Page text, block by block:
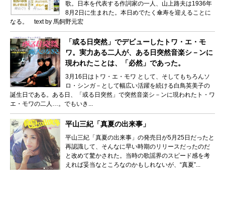
歌。日本を代表する作詞家の一人、山上路夫は1936年
8月2日に生まれた。本日めでたく傘寿を迎えることに
なる。 text by 馬飼野元宏
「或る日突然」でデビューしたトワ・エ・モ
ワ。実力ある二人が、ある日突然音楽シ－ンに
現われたことは、「必然」であった。
3月16日はトワ・エ・モワ として、そしてもちろんソ
ロ・シンガ－として幅広い活躍を続ける白鳥英美子の
誕生日である。ある日、「或る日突然」で突然音楽シ－ンに現われたト・ワ
エ・モワの二人…。でもいき...
平山三紀「真夏の出来事」
平山三紀「真夏の出来事」の発売日が5月25日だったと
再認識して、そんなに早い時期のリリースだったのだ
と改めて驚かされた。当時の歌謡界のスピード感を考
えれば妥当なところなのかもしれないが、“真夏”...